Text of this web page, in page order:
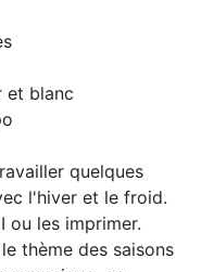
et blanc
quelques
l'hiver et le froid.
ou les imprimer.
thème des saisons